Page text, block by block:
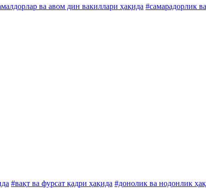
ва авом дин вакиллари ҳақида #самарадорлик
#вақт ва фурсат қадри ҳақида #донолик ва нодонлик